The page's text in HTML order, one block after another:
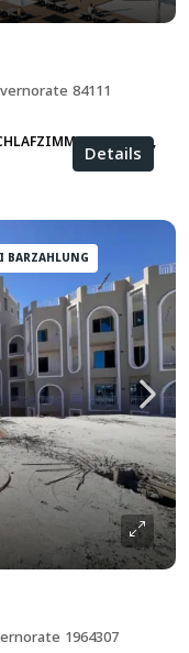
84111
STUDIO,
Details
BARZAHLUNG
1964307